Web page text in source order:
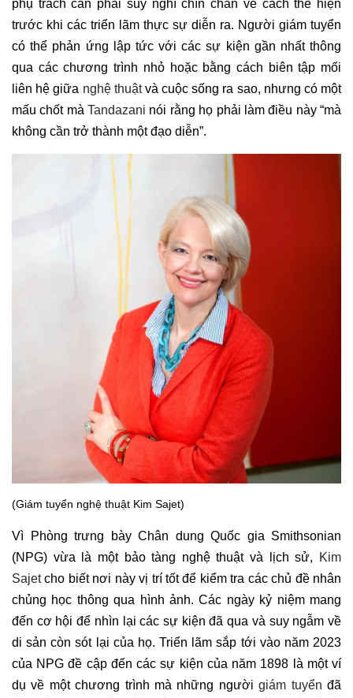
phụ trách cần phải suy nghĩ chín chắn về cách thể hiện
trước khi các triển lãm thực sự diễn ra. Người giám tuyển
có thể phản ứng lập tức với các sự kiện gần nhất thông
qua các chương trình nhỏ hoặc bằng cách biên tập mối
liên hệ giữa nghệ thuậtvà cuộc sống ra sao, nhưng có một
mấu chốt màTandazani nói rằng họ phải làm điều này “mà
không cần trở thành một đạo diễn”.
(Giám tuyển nghệ thuật Kim Sajet)
Vì Phòng trưng bày Chân dung Quốc gia Smithsonian
(NPG) vừa là một bảo tàng nghệ thuật và lịch sử,
Kim
Sajetcho biết nơi này vị trí tốt để kiểm tra các chủ đề nhân
chủng học thông qua hình ảnh. Các ngày kỷ niệm mang
đến cơ hội để nhìn lại các sự kiện đã qua và suy ngẫm về
di sản còn sót lại của họ. Triển lãm sắp tới vào năm 2023
của NPG đề cập đến các sự kiện của năm 1898 là một ví
dụ về một chương trình mà những ngườigiám tuyển đã